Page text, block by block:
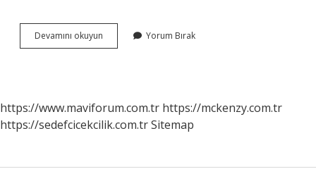
Devamını okuyun
Savaşının
Yorum Bırak
https://www.maviforum.com.tr https://mckenzy.com.tr
https://sedefcicekcilik.com.trSitemap